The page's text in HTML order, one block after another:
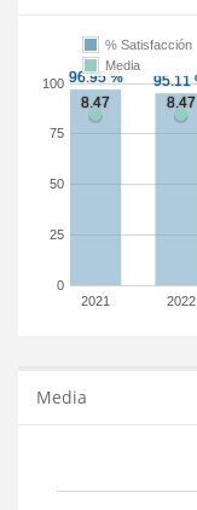
2021 2022
0
25
50
75
100
% Satisfacción
Media
Media